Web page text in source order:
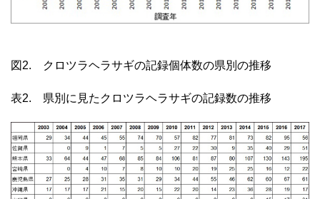
図2. クロツラヘラサギの記録個体数の県別の推移
表2. 県別に見たクロツラヘラサギの記録数の推移